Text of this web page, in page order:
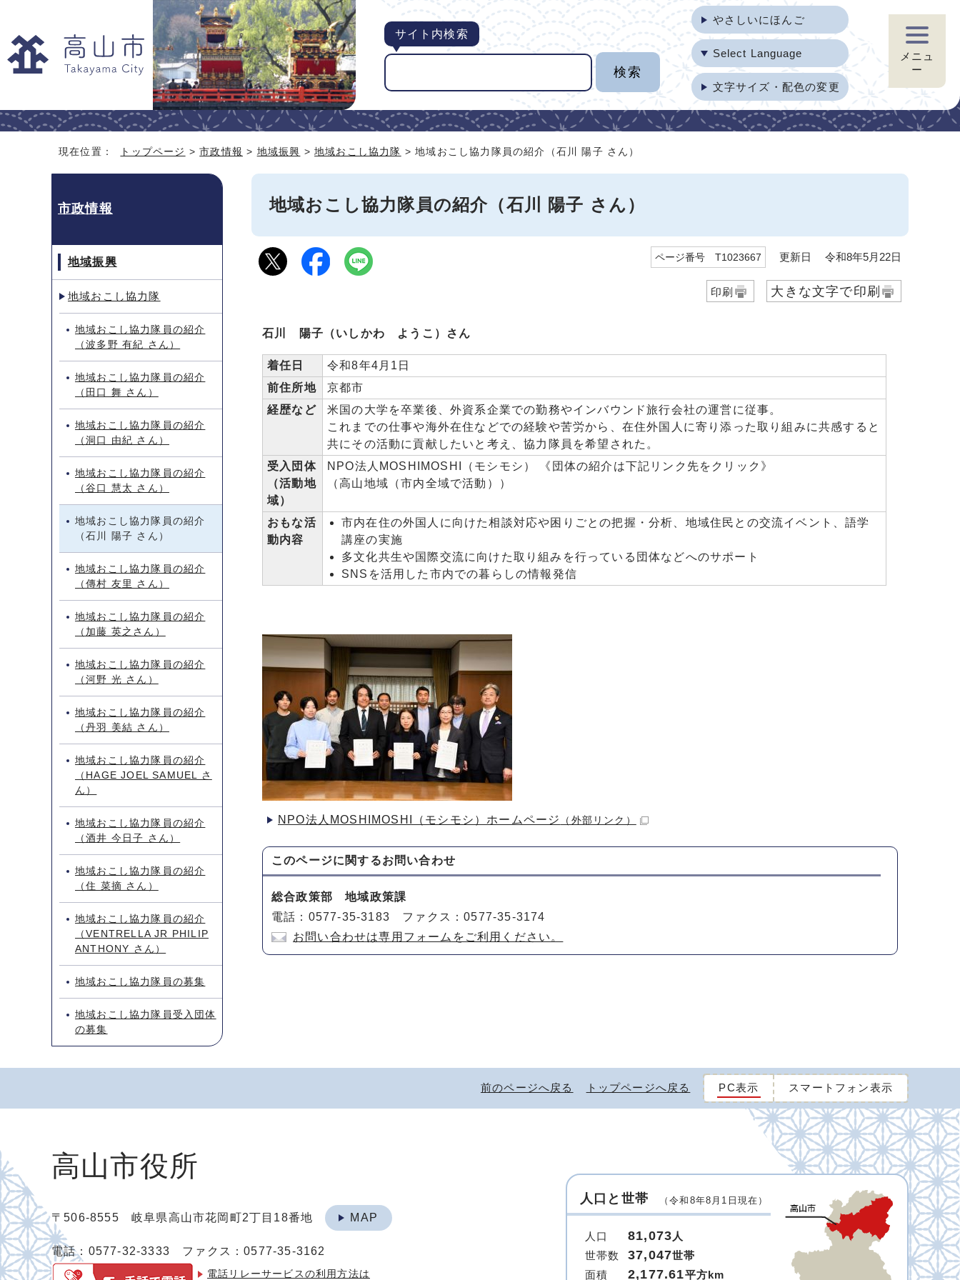
サイト内検索
やさしいにほんご
Select Language
文字サイズ・配色の変更
メニュ
ー
現在位置： トップページ >市政情報 > 地域振興 >地域おこし協力隊 > 地域おこし協力隊員の紹介（石川 陽子 さん）
地域おこし協力隊員の紹介（石川 陽子 さん）
ページ番号 T1023667 更新日 令和8年5月22日
印刷 大きな文字で印刷
石川 陽子（いしかわ ようこ）さん
着任日
令和8年4月1日
前住所地
京都市
経歴など
米国の大学を卒業後、外資系企業での勤務やインバウンド旅行会社の運営に従事。
これまでの仕事や海外在住などでの経験や苦労から、在住外国人に寄り添った取り組みに共感すると
共にその活動に貢献したいと考え、協力隊員を希望された。
受入団体
（活動地
域）
NPO法人MOSHIMOSHI（モシモシ） 《団体の紹介は下記リンク先をクリック》
（高山地域（市内全域で活動））
おもな活
動内容
市内在住の外国人に向けた相談対応や困りごとの把握・分析、地域住民との交流イベント、語学
講座の実施
多文化共生や国際交流に向けた取り組みを行っている団体などへのサポート
SNSを活用した市内での暮らしの情報発信
NPO法人MOSHIMOSHI（モシモシ）ホームページ （外部リンク）
このページに関するお問い合わせ
総合政策部 地域政策課
電話：0577-35-3183 ファクス：0577-35-3174
お問い合わせは専用フォームをご利用ください。
市政情報
地域振興
地域おこし協力隊
地域おこし協力隊員の紹介
（波多野 有紀 さん）
地域おこし協力隊員の紹介
（田口 舞 さん）
地域おこし協力隊員の紹介
（洞口 由紀 さん）
地域おこし協力隊員の紹介
（谷口 慧太 さん）
地域おこし協力隊員の紹介
（石川 陽子 さん）
地域おこし協力隊員の紹介
（傳村 友里 さん）
地域おこし協力隊員の紹介
（加藤 英之さん）
地域おこし協力隊員の紹介
（河野 光 さん）
地域おこし協力隊員の紹介
（丹羽 美結 さん）
地域おこし協力隊員の紹介
（HAGE JOEL SAMUEL さ
ん）
地域おこし協力隊員の紹介
（酒井 今日子 さん）
地域おこし協力隊員の紹介
（住 菜摘 さん）
地域おこし協力隊員の紹介
（VENTRELLA JR PHILIP
ANTHONY さん）
地域おこし協力隊員の募集
地域おこし協力隊員受入団体
の募集
前のページへ戻る トップページへ戻る PC表示 スマートフォン表示
高山市役所
〒506-8555 岐阜県高山市花岡町2丁目18番地 MAP
電話：0577-32-3333 ファクス：0577-35-3162
電話リレーサービスの利用方法は
人口と世帯 （令和8年8月1日現在）
人口 81,073 人
世帯数
37,047世帯
面積
2,177.61平方km